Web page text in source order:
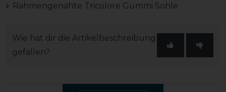
Rahmengenähte Tricolore Gummi Sohle
Wie hat dir die Artikelbeschreibung
gefallen?